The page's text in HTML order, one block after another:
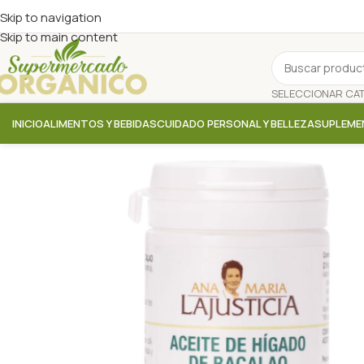
Skip to navigation
Skip to main content
INICIOALIMENTOS Y BEBIDASCUIDADO PERSONAL Y BELLEZA